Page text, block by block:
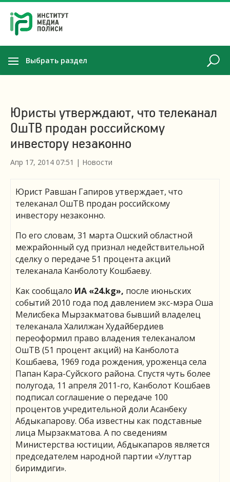
Выбрать раздел
Юристы утверждают, что телеканал
ОшТВ продан российскому
инвестору незаконно
Апр 17, 2014 07:51 | Новости
Юрист Равшан Гапиров утверждает, что
телеканал ОшТВ продан российскому
инвестору незаконно.
По его словам, 31 марта Ошский областной
межрайонный суд признал недействительной
сделку о передаче 51 процента акций
телеканала Канболоту Кошбаеву.
Как сообщало ИА «24.kg», после июньских
событий 2010 года под давлением экс-мэра Оша
Мелисбека Мырзакматова бывший владелец
телеканала Халилжан Худайбердиев
переоформил право владения телеканалом
ОшТВ (51 процент акций) на Канболота
Кошбаева, 1969 года рождения, уроженца села
Папан Кара-Суйского района. Спустя чуть более
полугода, 11 апреля 2011-го, Канболот Кошбаев
подписал соглашение о передаче 100
процентов учредительной доли Асанбеку
Абдыкапарову. Оба известны как подставные
лица Мырзакматова. А по сведениям
Министерства юстиции, Абдыкапаров является
председателем народной партии «Улуттар
биримдиги».